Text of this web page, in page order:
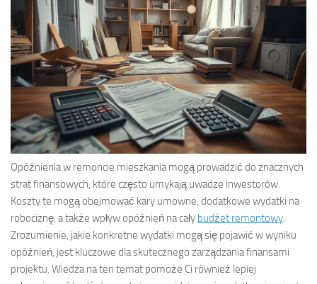
Opóźnienia w remoncie mieszkania mogą prowadzić do znacznych
strat finansowych, które często umykają uwadze inwestorów.
Koszty te mogą obejmować kary umowne, dodatkowe wydatki na
robociznę, a także wpływ opóźnień na cały budżet remontowy
Zrozumienie, jakie konkretne wydatki mogą się pojawić w wyniku
opóźnień, jest kluczowe dla skutecznego zarządzania finansami
projektu. Wiedza na ten temat pomoże Ci również lepiej